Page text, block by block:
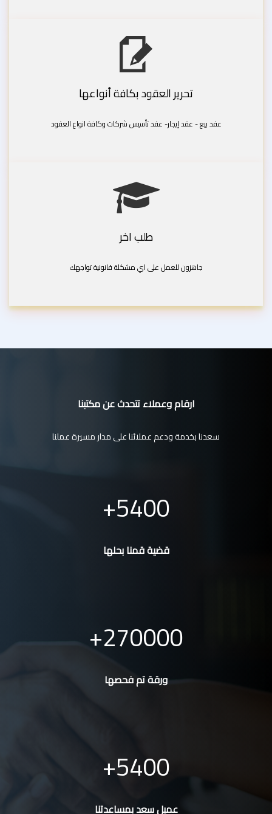
تحرير العقود بكافة أنواعها
عقد بيع - عقد إيجار- عقد تأسيس شركات وكافة انواع العقود
طلب اخر
جاهزون للعمل على اي مشكلة قانونية تواجهك
ارقام وعملاء تتحدث عن مكتبنا
سعدنا بخدمة ودعم عملائنا على مدار مسيرة عملنا
5400
قضية قمنا بحلها
270000
ورقة تم فحصها
5400
عميل سعد بمساعدتنا